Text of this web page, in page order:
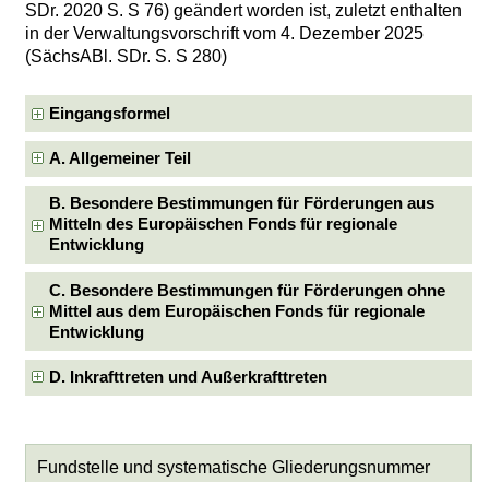
SDr. 2020 S. S 76) geändert worden ist, zuletzt enthalten
in der Verwaltungsvorschrift vom 4. Dezember 2025
(SächsABl. SDr. S. S 280)
Eingangsformel
A. Allgemeiner Teil
B. Besondere Bestimmungen für Förderungen aus
Mitteln des Europäischen Fonds für regionale
Entwicklung
C. Besondere Bestimmungen für Förderungen ohne
Mittel aus dem Europäischen Fonds für regionale
Entwicklung
D. Inkrafttreten und Außerkrafttreten
Fundstelle und systematische Gliederungsnummer